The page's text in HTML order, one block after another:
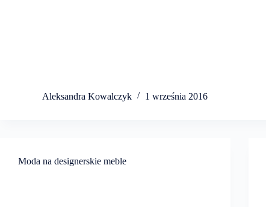
Aleksandra Kowalczyk 1 września 2016
Moda na designerskie meble